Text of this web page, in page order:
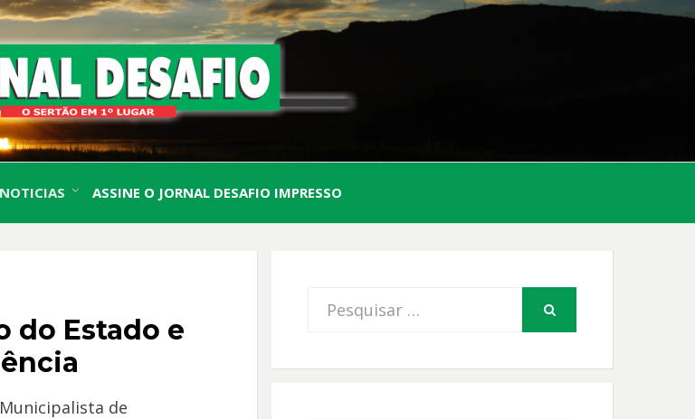
JORNAL
DESAFIO
O Sertão em 1º Lugar
NOTICIAS ASSINE O JORNAL DESAFIO IMPRESSO
do Estado e
de
Procurar